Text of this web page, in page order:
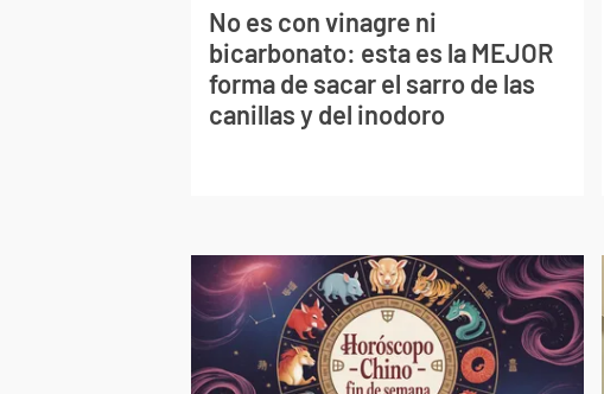
No es con vinagre ni
bicarbonato: esta es la MEJOR
forma de sacar el sarro de las
canillas y del inodoro